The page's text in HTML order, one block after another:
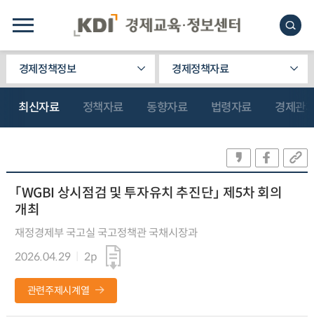
경제정책정보 경제정책자료
최신자료 정책자료 동향자료 법령자료 경제관
「WGBI 상시점검 및 투자유치 추진단」 제5차 회의
개최
재정경제부 국고실 국고정책관 국채시장과
2026.04.29
2p
관련주제시계열